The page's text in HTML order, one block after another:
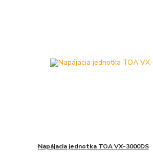
Napájacia jednotka TOA VX-3000DS